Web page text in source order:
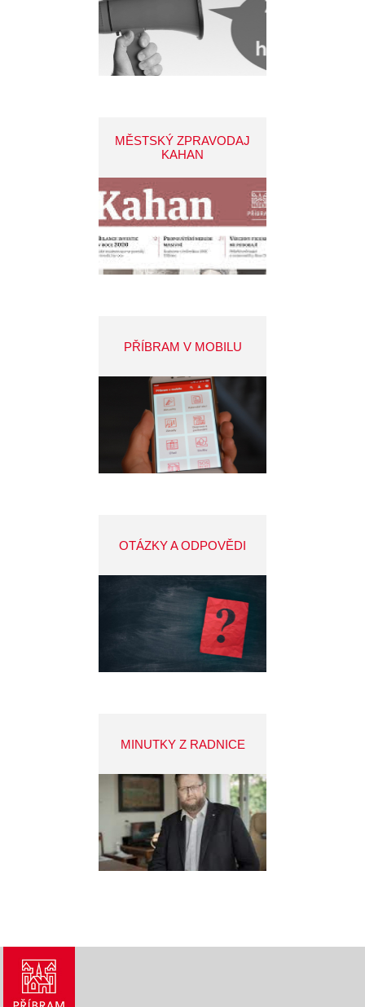
MĚSTSKÝ ZPRAVODAJ
KAHAN
PŘÍBRAM V MOBILU
OTÁZKY A ODPOVĚDI
MINUTKY Z RADNICE